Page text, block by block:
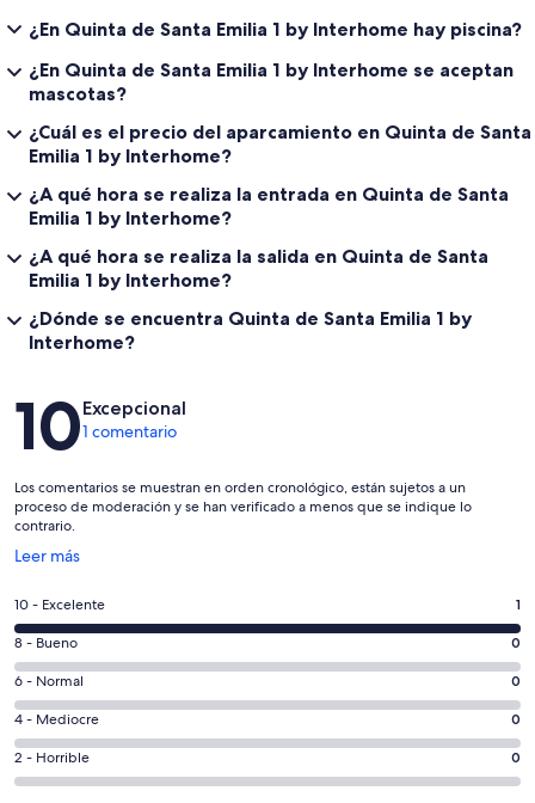
¿En Quinta de Santa Emilia 1 by Interhome hay piscina?
¿En Quinta de Santa Emilia 1 by Interhome se aceptan
mascotas?
¿Cuál es el precio del aparcamiento en Quinta de Santa
Emilia 1 by Interhome?
¿A qué hora se realiza la entrada en Quinta de Santa
Emilia 1 by Interhome?
¿A qué hora se realiza la salida en Quinta de Santa
Emilia 1 by Interhome?
¿Dónde se encuentra Quinta de Santa Emilia 1 by
Interhome?
Comentarios
10Excepcional
1 comentario
Los comentarios se muestran en orden cronológico, están sujetos a un
proceso de moderación y se han verificado a menos que se indique lo
contrario.
Leer más
Se
en
una
ventana
nueva
1
comentarios
de
un
total
de
1
con
10 - Excelente 1
0
comentarios
de
un
total
de
8 - Bueno 0
0
comentarios
de
un
total
6 - Normal 0
0
comentarios
de
4 - Mediocre 0
0
comentarios
2 - Horrible 0